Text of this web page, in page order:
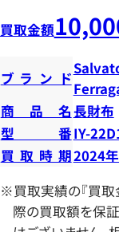
買取金額
ブランド
商品名長財布
型番IY-
買取時期2024
※買取実績の『買取
際の買取額を保